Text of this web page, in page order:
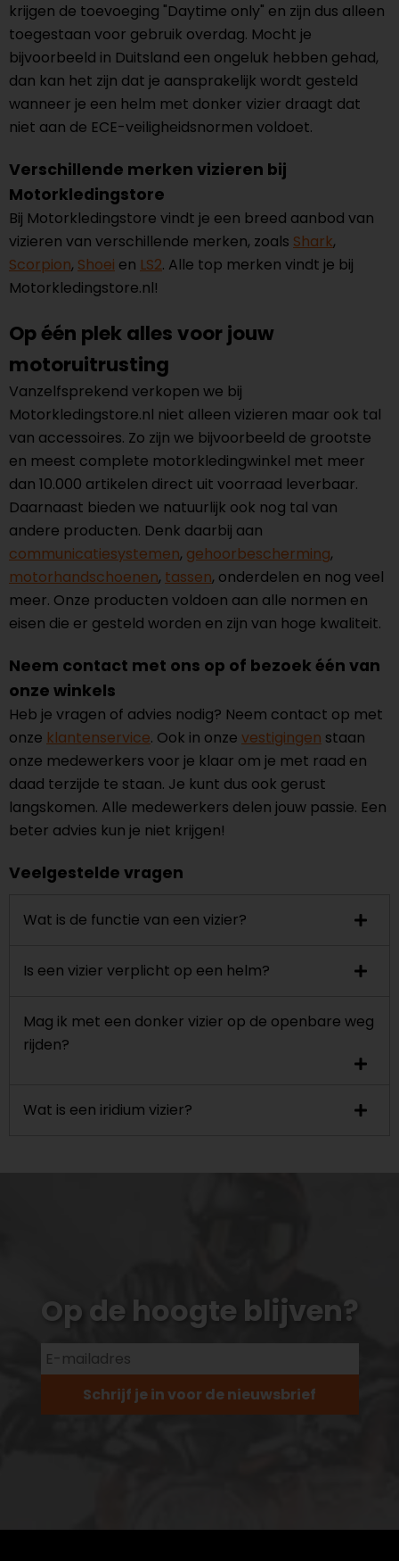
krijgen de toevoeging "Daytime only" en zijn dus alleen
toegestaan voor gebruik overdag. Mocht je
bijvoorbeeld in Duitsland een ongeluk hebben gehad,
dan kan het zijn dat je aansprakelijk wordt gesteld
wanneer je een helm met donker vizier draagt dat
niet aan de ECE-veiligheidsnormen voldoet.
Verschillende merken vizieren bij
Motorkledingstore
Bij Motorkledingstore vindt je een breed aanbod van
vizieren van verschillende merken, zoals Shark,
Scorpion, Shoei en LS2. Alle top merken vindt je bij
Motorkledingstore.nl!
Op één plek alles voor jouw
motoruitrusting
Vanzelfsprekend verkopen we bij
Motorkledingstore.nl niet alleen vizieren maar ook tal
van accessoires. Zo zijn we bijvoorbeeld de grootste
en meest complete motorkledingwinkel met meer
dan 10.000 artikelen direct uit voorraad leverbaar.
Daarnaast bieden we natuurlijk ook nog tal van
andere producten. Denk daarbij aan
communicatiesystemen, gehoorbescherming,
motorhandschoenen, tassen, onderdelen en nog veel
meer. Onze producten voldoen aan alle normen en
eisen die er gesteld worden en zijn van hoge kwaliteit.
Neem contact met ons op of bezoek één van
onze winkels
Heb je vragen of advies nodig? Neem contact op met
onze klantenservice. Ook in onze vestigingen staan
onze medewerkers voor je klaar om je met raad en
daad terzijde te staan. Je kunt dus ook gerust
langskomen. Alle medewerkers delen jouw passie. Een
beter advies kun je niet krijgen!
Veelgestelde vragen
Wat is de functie van een vizier?
Is een vizier verplicht op een helm?
Mag ik met een donker vizier op de openbare weg
rijden?
Wat is een iridium vizier?
Op de hoogte blijven?
Schrijf je in voor de nieuwsbrief